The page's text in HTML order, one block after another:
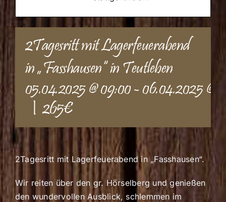
2Tagesritt mit Lagerfeuerabend
in „Fasshausen“ in Teutleben
05.04.2025 @ 09:00-06.04.2025 @
| 265€
2Tagesritt mit Lagerfeuerabend in „Fasshausen“.
Wir reiten über den gr. Hörselberg und genießen
den wundervollen Ausblick, schlemmen im